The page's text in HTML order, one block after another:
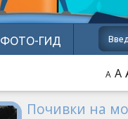
ФОТО-ГИД
A A
Почивки на